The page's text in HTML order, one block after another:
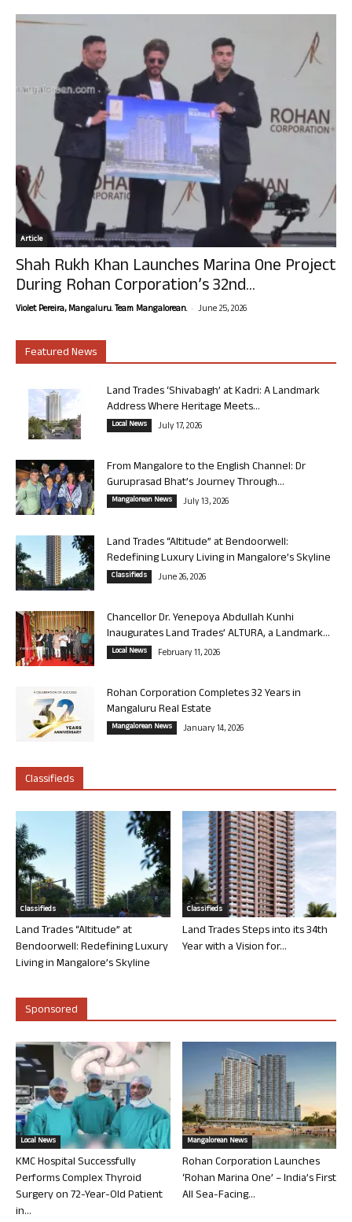
Article
Shah Rukh Khan Launches Marina One Project
During Rohan Corporation’s 32nd...
Violet Pereira, Mangaluru. Team Mangalorean. - June 25, 2026
Featured News
Land Trades ‘Shivabagh’ at Kadri: A Landmark
Address Where Heritage Meets...
Local News July 17, 2026
From Mangalore to the English Channel: Dr
Guruprasad Bhat’s Journey Through...
Mangalorean News July 13, 2026
Land Trades “Altitude” at Bendoorwell:
Redefining Luxury Living in Mangalore’s Skyline
Classifieds June 26, 2026
Chancellor Dr. Yenepoya Abdullah Kunhi
Inaugurates Land Trades’ ALTURA, a Landmark...
Local News February 11, 2026
Rohan Corporation Completes 32 Years in
Mangaluru Real Estate
Mangalorean News January 14, 2026
Classifieds
Classifieds
Land Trades “Altitude” at
Bendoorwell: Redefining Luxury
Living in Mangalore’s Skyline
Classifieds
Land Trades Steps into its 34th
Year with a Vision for...
Sponsored
Local News
KMC Hospital Successfully
Performs Complex Thyroid
Surgery on 72-Year-Old Patient
in...
Mangalorean News
Rohan Corporation Launches
‘Rohan Marina One’ – India’s First
All Sea-Facing...